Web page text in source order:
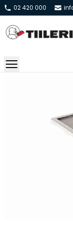
02 420 000
Varaavat
Pönttö -ja
Leivin -ja